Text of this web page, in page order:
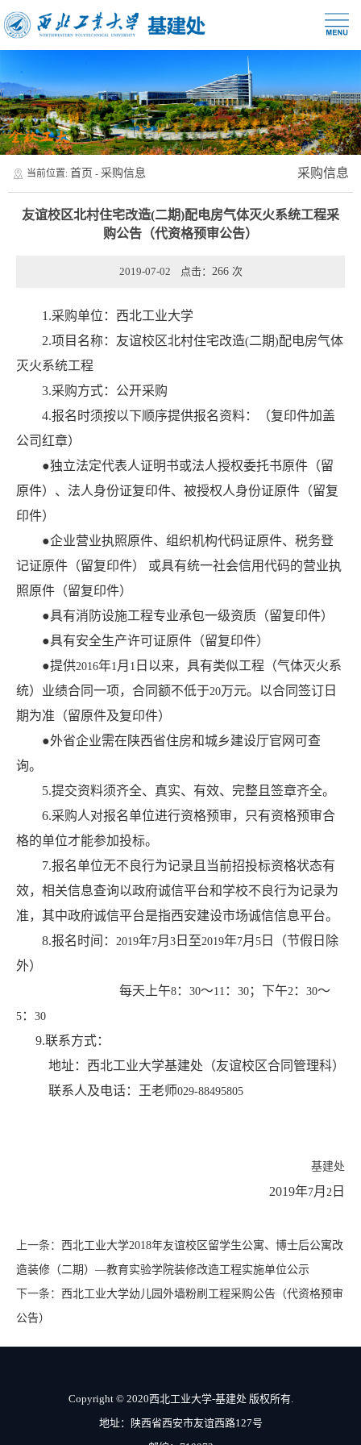
当前位置: 首页 - 采购信息 采购信息
友谊校区北村住宅改造(二期)配电房气体灭火系统工程采
购公告（代资格预审公告）
2019-07-02 点击： 266 次
1.采购单位：西北工业大学
2.项目名称：友谊校区北村住宅改造(二期)配电房气体
灭火系统工程
3.采购方式：公开采购
4.报名时须按以下顺序提供报名资料：（复印件加盖
公司红章）
●独立法定代表人证明书或法人授权委托书原件（留
原件）、法人身份证复印件、被授权人身份证原件（留复
印件）
●企业营业执照原件、组织机构代码证原件、税务登
记证原件（留复印件） 或具有统一社会信用代码的营业执
照原件（留复印件）
●具有消防设施工程专业承包一级资质（留复印件）
●具有安全生产许可证原件（留复印件）
●提供2016年1 月 1 日以来，具有类似工程（气体灭火系
统）业绩合同一项，合同额不低于20万元。以合同签订日
期为准（留原件及复印件）
●外省企业需在陕西省住房和城乡建设厅官网可查
询。
5.提交资料须齐全、真实、有效、完整且签章齐全。
6.采购人对报名单位进行资格预审，只有资格预审合
格的单位才能参加投标。
7.报名单位无不良行为记录且当前招投标资格状态有
效，相关信息查询以政府诚信平台和学校不良行为记录为
准，其中政府诚信平台是指西安建设市场诚信信息平台。
8.报名时间： 2019年7月 3 日至2019年7月 5 日（节假日除
外）
每天上午8 ： 30～11 ： 30 ；下午2 ： 30～
5 ： 30
9.联系方式：
地址：西北工业大学基建处（友谊校区合同管理科）
联系人及电话：王老师029-88495805
基建处
2019年7月 2 日
上一条： 西北工业大学2018年友谊校区留学生公寓、博士后公寓改
造装修（二期）—教育实验学院装修改造工程实施单位公示
下一条： 西北工业大学幼儿园外墙粉刷工程采购公告（代资格预审
公告）
Copyright © 2020西北工业大学-基建处 版权所有.
地址：陕西省西安市友谊西路127号